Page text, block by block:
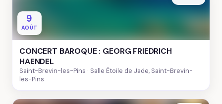
9
AOÛT
CONCERT BAROQUE : GEORG FRIEDRICH
HAENDEL
Saint-Brevin-les-Pins
Salle Étoile de Jade, Saint-Brevin-
les-Pins